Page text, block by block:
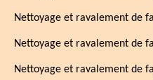
Nettoyage et ravalement de
Nettoyage et ravalement de
Nettoyage et ravalement de